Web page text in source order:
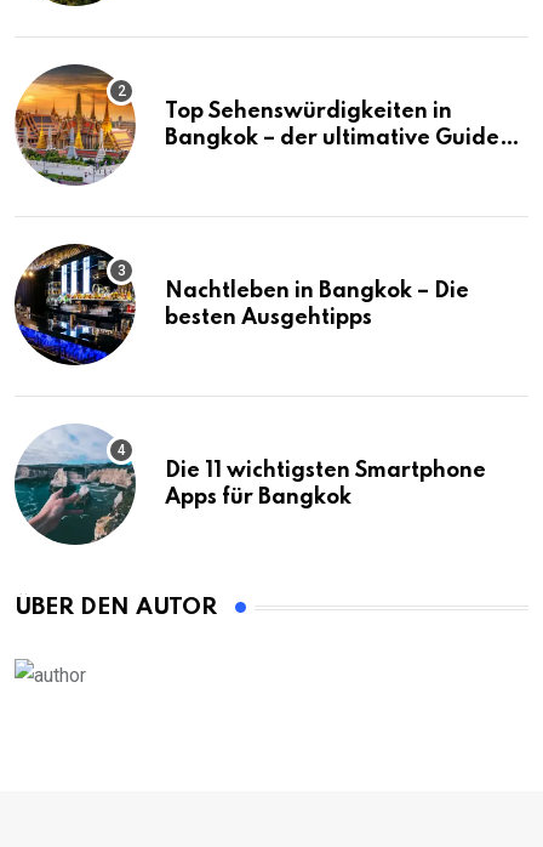
Top Sehenswürdigkeiten in
Bangkok – der ultimative Guide
Nachtleben in Bangkok – Die
besten Ausgehtipps
Die 11 wichtigsten Smartphone
Apps für Bangkok
ÜBER DEN AUTOR